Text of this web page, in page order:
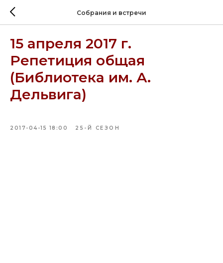
Собрания и встречи
15 апреля 2017 г.
Репетиция общая
(Библиотека им. А.
Дельвига)
2017-04-15 18:00 25-Й СЕЗОН